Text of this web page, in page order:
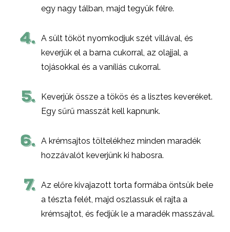
egy nagy tálban, majd tegyük félre.
4. A sült tököt nyomkodjuk szét villával, és
keverjük el a barna cukorral, az olajjal, a
tojásokkal és a vaníliás cukorral.
5.
Keverjük össze a tökös és a lisztes keveréket.
Egy sűrű masszát kell kapnunk.
6. A krémsajtos töltelékhez minden maradék
hozzávalót keverjünk ki habosra.
7. Az előre kivajazott torta formába öntsük bele
a tészta felét, majd oszlassuk el rajta a
krémsajtot, és fedjük le a maradék masszával.